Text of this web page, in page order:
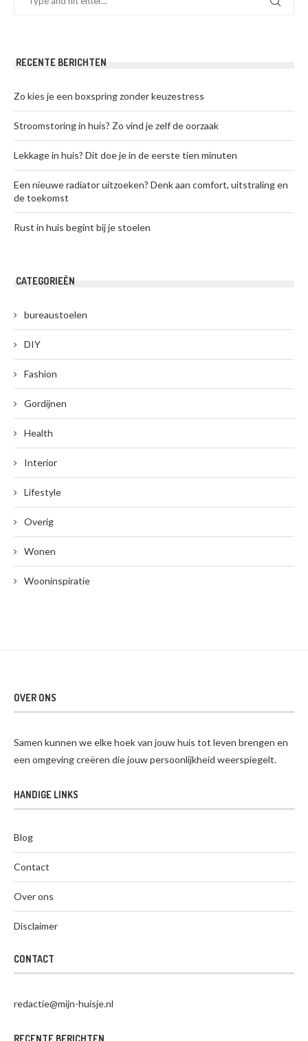
RECENTE BERICHTEN
Zo kies je een boxspring zonder keuzestress
Stroomstoring in huis? Zo vind je zelf de oorzaak
Lekkage in huis? Dit doe je in de eerste tien minuten
Een nieuwe radiator uitzoeken? Denk aan comfort, uitstraling en
de toekomst
Rust in huis begint bij je stoelen
CATEGORIEËN
bureaustoelen
DIY
Fashion
Gordijnen
Health
Interior
Lifestyle
Overig
Wonen
Wooninspiratie
OVER ONS
Samen kunnen we elke hoek van jouw huis tot leven brengen en
een omgeving creëren die jouw persoonlijkheid weerspiegelt.
HANDIGE LINKS
Blog
Contact
Over ons
Disclaimer
CONTACT
redactie@mijn-huisje.nl
RECENTE BERICHTEN